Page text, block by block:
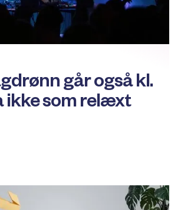
går også kl.
ikke som relæxt